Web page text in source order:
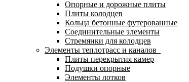
Опорные и дорожные плиты
Плиты колодцев
Кольца бетонные футерованные
Соединительные элементы
Стремянки для колодцев
Элементы теплотрасс и каналов
Плиты перекрытия камер
Подушки опорные
Элементы лотков